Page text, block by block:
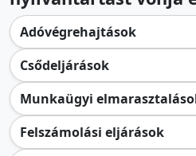
Adóvégrehajtások
Csődeljárások
Munkaügyi
Felszámolási eljárások